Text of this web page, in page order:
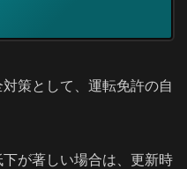
策として、運転免許の自
が著しい場合は、更新時